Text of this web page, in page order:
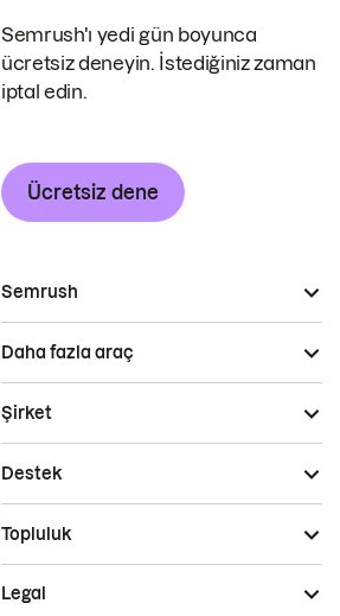
Semrush'ı yedi gün boyunca
ücretsiz deneyin. İstediğiniz zaman
iptal edin.
Ücretsiz dene
Semrush
Daha fazla araç
Şirket
Destek
Topluluk
Legal